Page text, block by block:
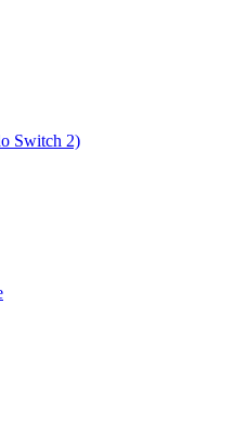
Switch 2)